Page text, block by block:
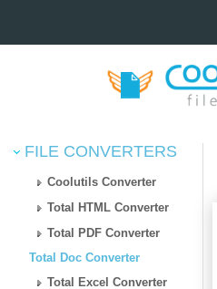
FILE CONVERTERS
Coolutils Converter
Total HTML Converter
Total PDF Converter
Total Doc Converter
Total Excel Converter